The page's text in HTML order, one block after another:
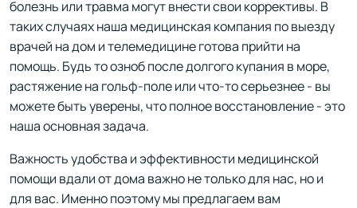
болезнь или травма могут внести свои коррективы. В
таких случаях наша медицинская компания по выезду
врачей на дом и телемедицине готова прийти на
помощь. Будь то озноб после долгого купания в море,
растяжение на гольф-поле или что-то серьезнее - вы
можете быть уверены, что полное восстановление - это
наша основная задача.
Важность удобства и эффективности медицинской
помощи вдали от дома важно не только для нас, но и
для вас. Именно поэтому мы предлагаем вам